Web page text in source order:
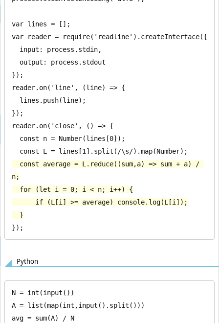
var lines = [];
var reader = require('readline').createInterface({
});
reader.on('line', (line) => {
});
reader.on('close', () => {
n;
  }
});
Python
N = int(input())
A = list(map(int,input().split()))
avg = sum(A) / N